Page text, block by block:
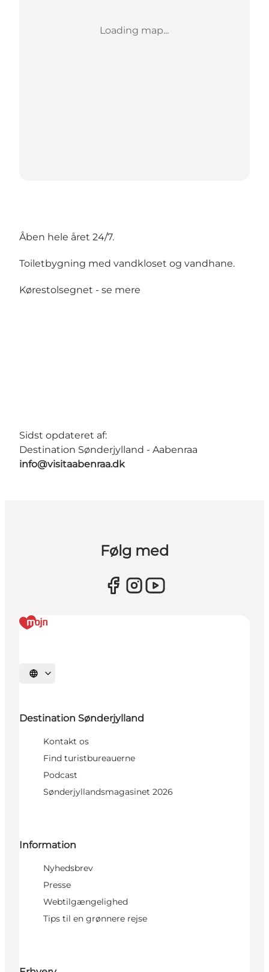
Loading map...
Åben hele året 24/7.
Toiletbygning med vandkloset og vandhane.
Kørestolsegnet - se mere
Sidst opdateret af:
Destination Sønderjylland - Aabenraa
info@visitaabenraa.dk
Følg med
Vælg sprog
Destination Sønderjylland
Kontakt os
Find turistbureauerne
Podcast
Sønderjyllandsmagasinet 2026
Information
Nyhedsbrev
Presse
Webtilgængelighed
Tips til en grønnere rejse